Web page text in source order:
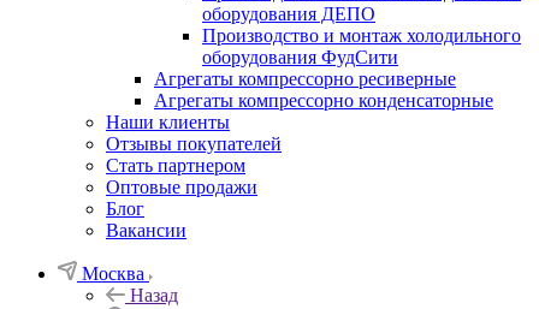
оборудования ДЕПО
Производство и монтаж холодильного
оборудования ФудСити
Агрегаты компрессорно ресиверные
Агрегаты компрессорно конденсаторные
Наши клиенты
Отзывы покупателей
Стать партнером
Оптовые продажи
Блог
Вакансии
Москва
Назад